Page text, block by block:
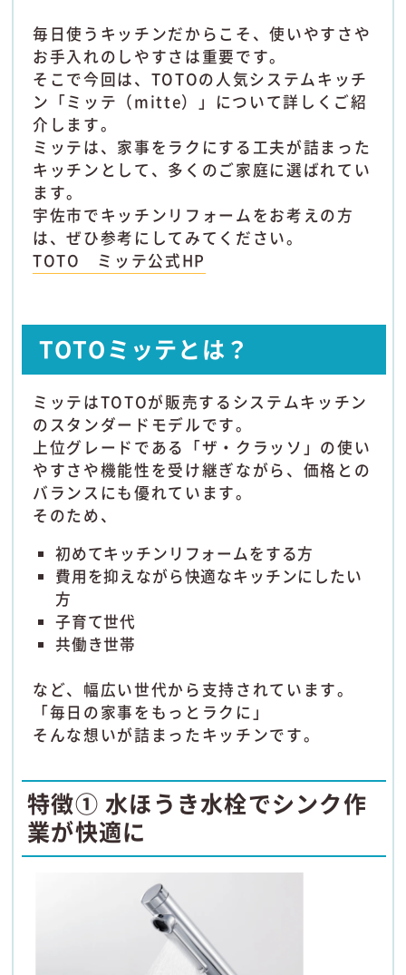
毎日使うキッチンだからこそ、使いやすさや
お手入れのしやすさは重要です。
そこで今回は、TOTOの人気システムキッチ
ン「ミッテ（mitte）」について詳しくご紹
介します。
ミッテは、家事をラクにする工夫が詰まった
キッチンとして、多くのご家庭に選ばれてい
ます。
宇佐市でキッチンリフォームをお考えの方
は、ぜひ参考にしてみてください。
TOTO ミッテ公式HP
TOTOミッテとは？
ミッテはTOTOが販売するシステムキッチン
のスタンダードモデルです。
上位グレードである「ザ・クラッソ」の使い
やすさや機能性を受け継ぎながら、価格との
バランスにも優れています。
そのため、
初めてキッチンリフォームをする方
費用を抑えながら快適なキッチンにしたい
方
子育て世代
共働き世帯
など、幅広い世代から支持されています。
「毎日の家事をもっとラクに」
そんな想いが詰まったキッチンです。
特徴① 水ほうき水栓でシンク作
業が快適に